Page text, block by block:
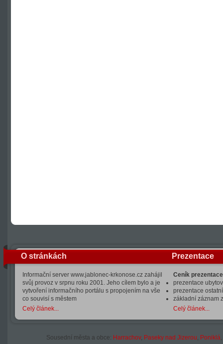
O stránkách
Informační server www.jablonec-krkonose.cz zahájil
svůj provoz v srpnu roku 2001. Jeho cílem bylo a je
vytvoření informačního portálu s propojením na vše
co souvisí s městem
Celý článek...
Prezentace
Ceník
prezentace
prezentace
základní záznam
Celý článek...
Sousední města a obce: Harrachov, Paseky nad Jizerou, Poniklá,